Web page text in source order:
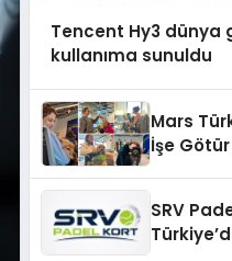
Tencent Hy3 dünya
kullanıma sunuldu
Mars
İşe Götür
SRV